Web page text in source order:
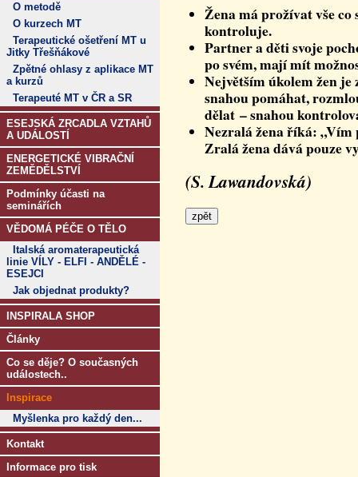
O metodě
O kurzech MT
Terapeutické ošetření MT u
Jitky Třešňákové
Zpětné ohlasy z aplikace MT
a kurzů
Terapeuté MT v ČR a SR
ESEJSKÁ ZRCADLA VZTAHŮ
A UDÁLOSTÍ
ENERGETICKÉ VIBRAČNÍ
ZEMĚDĚLSTVÍ
Podmínky účasti na
seminářích
VĚDOMÁ PÉČE O TĚLO
Italská aromaterapeutická
linie VÍLY - ELFI - ANDĚLÉ -
ESEJCI
Jak objednat produkty?
INSPIRALA SHOP
Články
Co se děje? O současných
událostech..
Inspirace
Myšlenka pro každý den...
Kontakt
Informace pro tisk
Žena má prožívat vše co
kontroluje.
Partner a děti svoje
po svém, mají mít
Největším úkolem žen
snahou pomáhat,
dělat – snahou
Nezralá žena říká: „Vím
Zralá žena dává pouze
(S. Lawandovská)